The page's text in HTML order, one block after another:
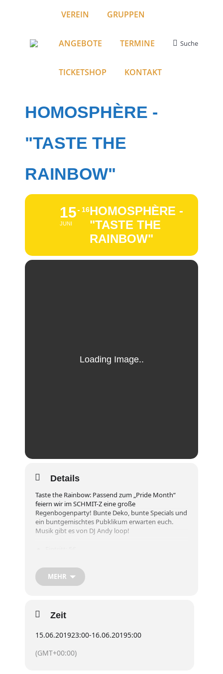
VEREIN GRUPPEN
ANGEBOTE TERMINE
TICKETSHOP KONTAKT
Search:
Suche
HOMOSPHÈRE -
"TASTE THE
RAINBOW"
15
JUNI
16HOMOSPHÈRE -
"TASTE THE
RAINBOW"
Details
Taste the Rainbow: Passend zum „Pride Month“
feiern wir im SCHMIT-Z eine große
Regenbogenparty! Bunte Deko, bunte Specials und
ein buntgemischtes Pubklikum erwarten euch.
Musik gibt es von DJ Andy loop!
Für Studis/Schüler*innen: 2,50 € Getränke-
Gutschein
Die Homosphère ist eine überregionale Party für
Intersexuelle sowie für tolerante Heteros.
MEHR
Zeit
15.06.201923:00-16.06.20195:00
(GMT+00:00)